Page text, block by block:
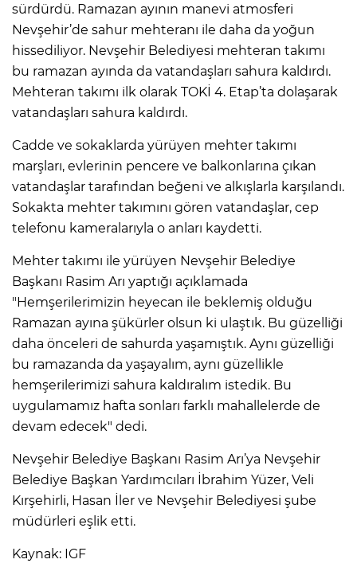
sürdürdü. Ramazan ayının manevi atmosferi
Nevşehir’de sahur mehteranı ile daha da yoğun
hissediliyor. Nevşehir Belediyesi mehteran takımı
bu ramazan ayında da vatandaşları sahura kaldırdı.
Mehteran takımı ilk olarak TOKİ 4. Etap’ta dolaşarak
vatandaşları sahura kaldırdı.
Cadde ve sokaklarda yürüyen mehter takımı
marşları, evlerinin pencere ve balkonlarına çıkan
vatandaşlar tarafından beğeni ve alkışlarla karşılandı.
Sokakta mehter takımını gören vatandaşlar, cep
telefonu kameralarıyla o anları kaydetti.
Mehter takımı ile yürüyen Nevşehir Belediye
Başkanı Rasim Arı yaptığı açıklamada
"Hemşerilerimizin heyecan ile beklemiş olduğu
Ramazan ayına şükürler olsun ki ulaştık. Bu güzelliği
daha önceleri de sahurda yaşamıştık. Aynı güzelliği
bu ramazanda da yaşayalım, aynı güzellikle
hemşerilerimizi sahura kaldıralım istedik. Bu
uygulamamız hafta sonları farklı mahallelerde de
devam edecek" dedi.
Nevşehir Belediye Başkanı Rasim Arı’ya Nevşehir
Belediye Başkan Yardımcıları İbrahim Yüzer, Veli
Kırşehirli, Hasan İler ve Nevşehir Belediyesi şube
müdürleri eşlik etti.
Kaynak: IGF